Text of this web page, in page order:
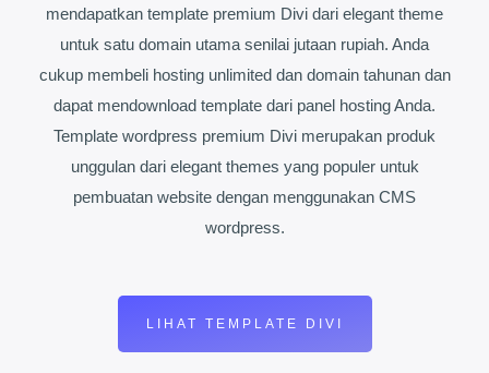
mendapatkan template premium Divi dari elegant theme
untuk satu domain utama senilai jutaan rupiah. Anda
cukup membeli hosting unlimited dan domain tahunan dan
dapat mendownload template dari panel hosting Anda.
Template wordpress premium Divi merupakan produk
unggulan dari elegant themes yang populer untuk
pembuatan website dengan menggunakan CMS
wordpress.
LIHAT TEMPLATE DIVI